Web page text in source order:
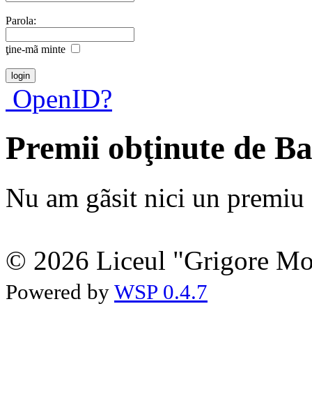
Parola:
ţine-mã minte
OpenID?
Premii obţinute de
Nu am gãsit nici un premiu
© 2026 Liceul "Grigore
Powered by WSP 0.4.7